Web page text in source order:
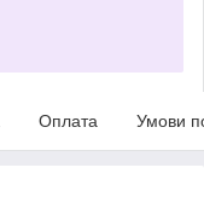
Оплата Умови